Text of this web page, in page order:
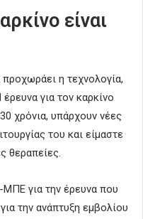
είναι
η τεχνολογία,
για τον καρκίνο
χρόνια, υπάρχουν νέες
του και είμαστε
θεραπείες.
για την έρευνα που
την ανάπτυξη εμβολίου